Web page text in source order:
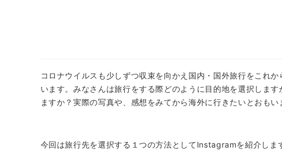
コロナウイルスも少しずつ収束を向かえ国内・国外旅行をこれ
います。みなさんは旅行をする際どのように目的地を選択します
ますか？実際の写真や、感想をみてから海外に行きたいとおもい
今回は旅行先を選択する１つの方法としてInstagramを紹介しま